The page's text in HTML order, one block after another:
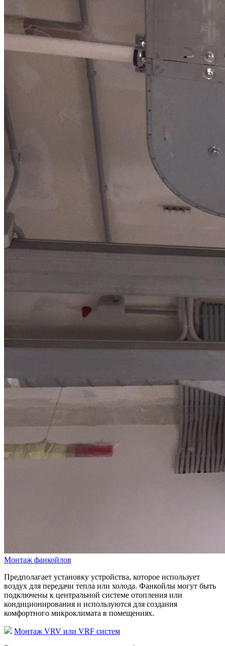
Монтаж фанкойлов
Предполагает установку устройства, которое использует
воздух для передачи тепла или холода. Фанкойлы могут быть
подключены к центральной системе отопления или
кондиционирования и используются для создания
комфортного микроклимата в помещениях.
Монтаж VRV или VRF систем